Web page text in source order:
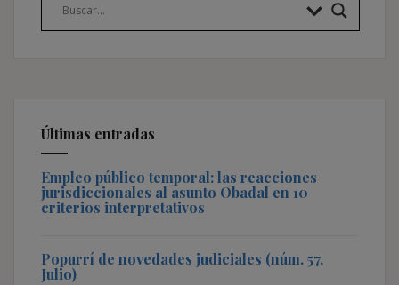
Últimas entradas
Empleo público temporal: las reacciones
jurisdiccionales al asunto Obadal en 10
criterios interpretativos
Popurrí de novedades judiciales (núm. 57,
Julio)